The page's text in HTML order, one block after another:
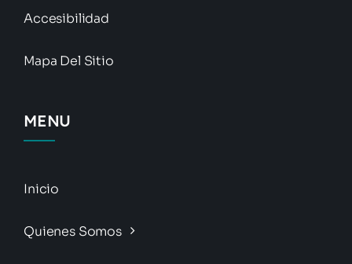
Accesibilidad
Mapa Del Sitio
MENU
Inicio
Quienes Somos